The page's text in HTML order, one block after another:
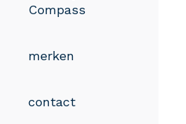
Compass
merken
contact